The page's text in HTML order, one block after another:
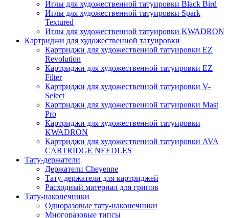
Иглы для художественной татуировки Black Bird
Иглы для художественной татуировки Spark
Textured
Иглы для художественной татуировки KWADRON
Картриджи для художественной татуировки
Картриджи для художественной татуировки EZ
Revolution
Картриджи для художественной татуировки EZ
Filter
Картриджи для художественной татуировки V-
Select
Картриджи для художественной татуировки Mast
Pro
Картриджи для художественной татуировки
KWADRON
Картриджи для художественной татуировки AVA
CARTRIDGE NEEDLES
Тату-держатели
Держатели Cheyenne
Тату-держатели для картриджей
Расходный материал для грипов
Тату-наконечники
Одноразовые тату-наконечники
Многоразовые типсы